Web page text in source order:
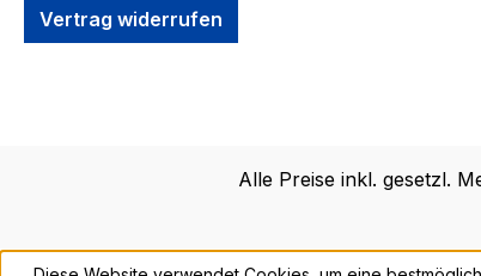
Vertrag widerrufen
Alle Preise inkl. gesetzl.